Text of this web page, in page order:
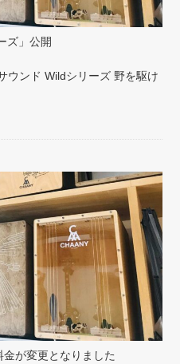
ズ」公開
ウンド Wildシリーズ 野を駆け
が変更となりました